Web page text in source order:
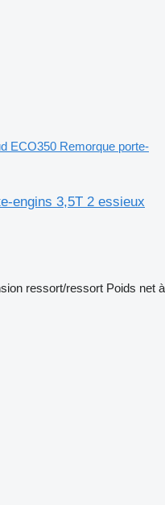
ECO350 Remorque porte-
engins 3,5T 2 essieux
ressort/ressort Poids net à